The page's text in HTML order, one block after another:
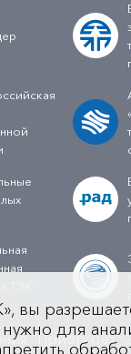
"Приоритет"
вы
для